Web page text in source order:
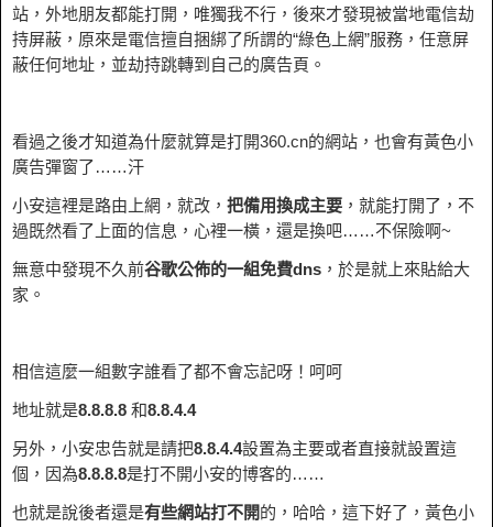
站，外地朋友都能打開，唯獨我不行，後來才發現被當地電信劫
持屏蔽，原來是電信擅自捆綁了所謂的“綠色上網”服務，任意屏
蔽任何地址，並劫持跳轉到自己的廣告頁。
看過之後才知道為什麼就算是打開360.cn的網站，也會有黃色小
廣告彈窗了……汗
小安這裡是路由上網，就改， 把備用換成主要 ，就能打開了，不
過既然看了上面的信息，心裡一橫，還是換吧……不保險啊~
無意中發現不久前谷歌公佈的一組免費dns ，於是就上來貼給大
家。
相信這麼一組數字誰看了都不會忘記呀！呵呵
地址就是8.8.8.8 和8.8.4.4
另外，小安忠告就是請把8.8.4.4設置為主要或者直接就設置這
個，因為8.8.8.8是打不開小安的博客的……
也就是說後者還是有些網站打不開的，哈哈，這下好了，黃色小